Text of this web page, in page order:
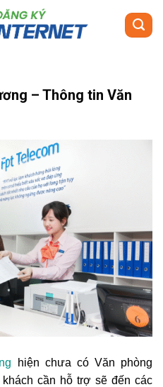
– Thông tin Văn
hiện chưa có Văn phòng
cần hỗ trợ sẽ đến các